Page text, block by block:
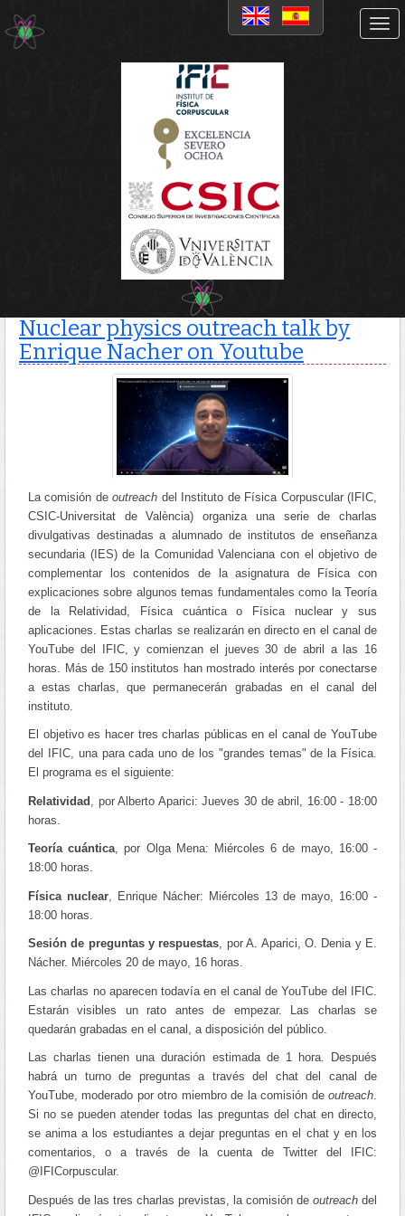
Nuclear physics outreach
talk by Enrique Nacher on
Youtube
Nuclear physics outreach talk by
Enrique Nacher on Youtube
La comisión deoutreach del Instituto de Física Corpuscular (IFIC,
CSIC-Universitat de València) organiza una serie de charlas
divulgativas destinadas a alumnado de institutos de enseñanza
secundaria (IES) de la Comunidad Valenciana con el objetivo de
complementar los contenidos de la asignatura de Física con
explicaciones sobre algunos temas fundamentales como la Teoría
de la Relatividad, Física cuántica o Física nuclear y sus
aplicaciones. Estas charlas se realizarán en directo en el canal de
YouTube del IFIC, y comienzan el jueves 30 de abril a las 16
horas. Más de 150 institutos han mostrado interés por conectarse
a estas charlas, que permanecerán grabadas en el canal del
instituto.
El objetivo es hacer tres charlas públicas en el canal de YouTube
del IFIC, una para cada uno de los "grandes temas" de la Física.
El programa es el siguiente:
Relatividad
, por Alberto Aparici: Jueves 30 de abril, 16:00 - 18:00
horas.
Teoría cuántica, por Olga Mena: Miércoles 6 de mayo, 16:00 -
18:00 horas.
Física nuclear , Enrique Nácher: Miércoles 13 de mayo, 16:00 -
18:00 horas.
Sesión de preguntas y respuestas, por A. Aparici, O. Denia y E.
Nácher. Miércoles 20 de mayo, 16 horas.
Las charlas no aparecen todavía en el canal de YouTube del IFIC.
Estarán visibles un rato antes de empezar. Las charlas se
quedarán grabadas en el canal, a disposición del público.
Las charlas tienen una duración estimada de 1 hora. Después
habrá un turno de preguntas a través del chat del canal de
YouTube, moderado por otro miembro de la comisión de outreach.
Si no se pueden atender todas las preguntas del chat en directo,
se anima a los estudiantes a dejar preguntas en el chat y en los
comentarios, o a través de la cuenta de Twitter del IFIC:
@IFICorpuscular.
Después de las tres charlas previstas, la comisión de outreach del